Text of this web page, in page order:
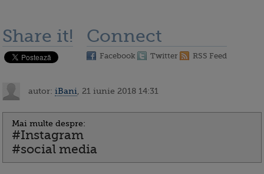
Share it! Connect
Facebook Twitter RSS Feed
autor: iBani , 21 iunie 2018 14:31
Mai multe despre:
#Instagram
#social media